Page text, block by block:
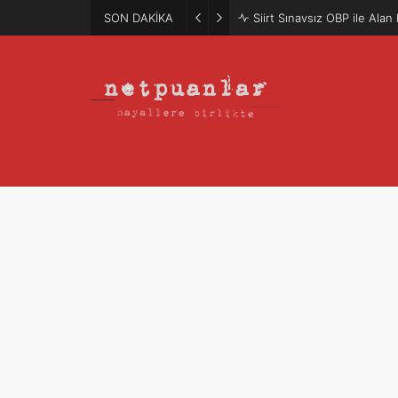
SON DAKİKA Siirt Sınavsız OBP ile